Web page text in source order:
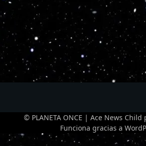
© PLANETA ONCE | Ace News Child
Funciona gracias a